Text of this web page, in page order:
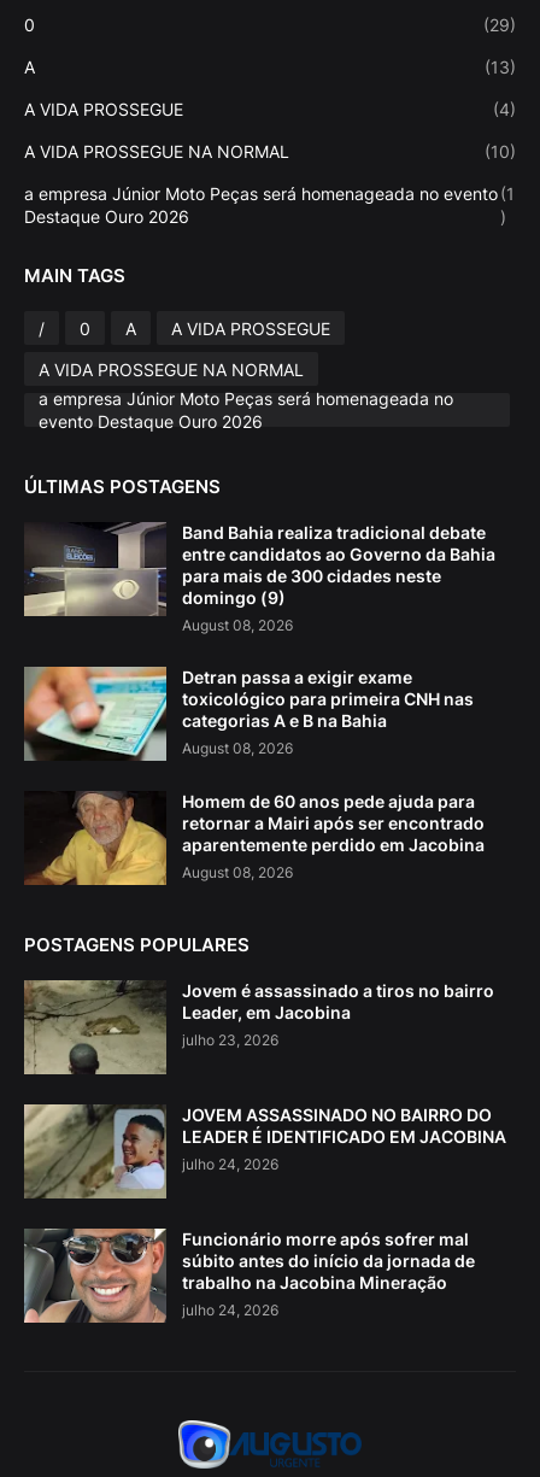
0 (29)
A (13)
A VIDA PROSSEGUE (4)
A VIDA PROSSEGUE NA NORMAL (10)
a empresa Júnior Moto Peças será homenageada no evento
Destaque Ouro 2026
(1
)
MAIN TAGS
/ 0 A
A VIDA PROSSEGUE
A VIDA PROSSEGUE NA NORMAL
a empresa Júnior Moto Peças será homenageada no
evento Destaque Ouro 2026
ÚLTIMAS POSTAGENS
Band Bahia realiza tradicional debate
entre candidatos ao Governo da Bahia
para mais de 300 cidades neste
domingo (9)
August 08, 2026
Detran passa a exigir exame
toxicológico para primeira CNH nas
categorias A e B na Bahia
August 08, 2026
Homem de 60 anos pede ajuda para
retornar a Mairi após ser encontrado
aparentemente perdido em Jacobina
August 08, 2026
POSTAGENS POPULARES
Jovem é assassinado a tiros no bairro
Leader, em Jacobina
julho 23, 2026
JOVEM ASSASSINADO NO BAIRRO DO
LEADER É IDENTIFICADO EM JACOBINA
julho 24, 2026
Funcionário morre após sofrer mal
súbito antes do início da jornada de
trabalho na Jacobina Mineração
julho 24, 2026